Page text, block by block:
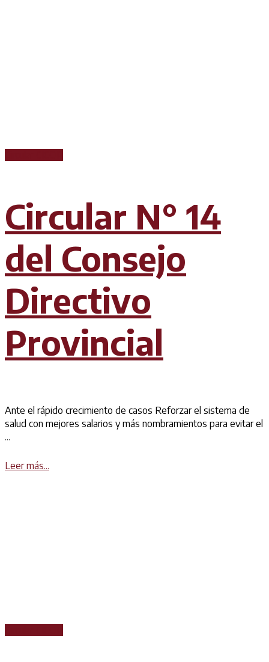
Circular N° 14
del Consejo
Directivo
Provincial
Ante el rápido crecimiento de casos Reforzar el sistema de
salud con mejores salarios y más nombramientos para evitar el
...
Leer más...